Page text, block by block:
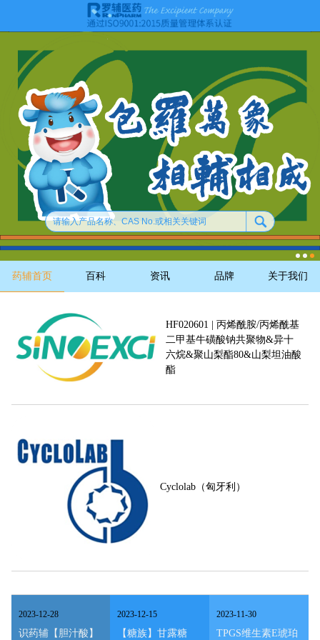
药辅首页 百科 资讯 品牌 关于我们
HF020601 | 丙烯酰胺/丙烯酰基
二甲基牛磺酸钠共聚物&异十
六烷&聚山梨酯80&山梨坦油酸
酯
Cyclolab（匈牙利）
识药辅【胆汁酸】
2023-12-28
【糖族】甘露糖
2023-12-15
TPGS维生素E琥珀
2023-11-30